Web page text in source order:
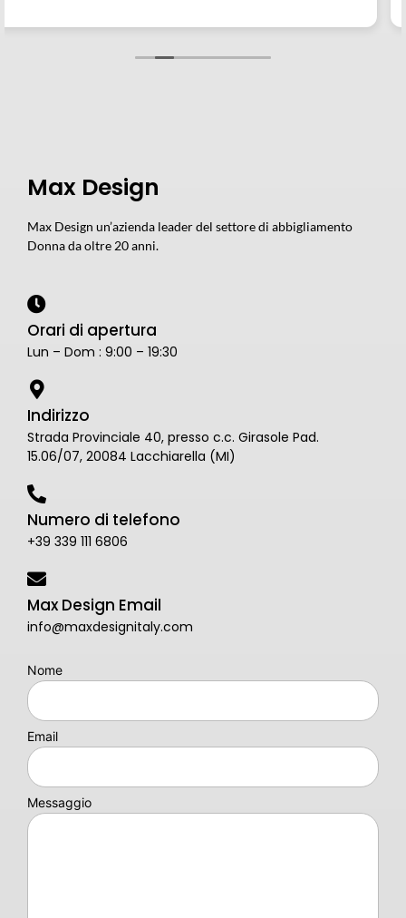
Max Design
Max Design un’azienda leader del settore di abbigliamento
Donna da oltre 20 anni.
Orari di apertura
Lun – Dom : 9:00 – 19:30
Indirizzo
Strada Provinciale 40, presso c.c. Girasole Pad.
15.06/07, 20084 Lacchiarella (MI)
Numero di telefono
+39 339 111 6806
Max Design Email
info@maxdesignitaly.com
Nome
Email
Messaggio